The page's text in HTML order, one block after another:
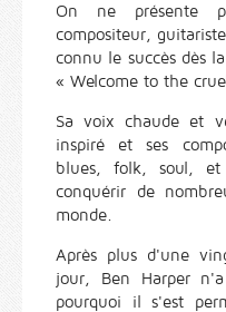
On ne présente
compositeur,
connu le succès dès
« Welcome to the
Sa voix chaude et
inspiré et ses
blues, folk, soul,
conquérir de
monde.
Après plus d'une
jour, Ben Harper
pourquoi il s'est